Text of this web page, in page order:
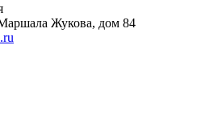
Жукова, дом 84